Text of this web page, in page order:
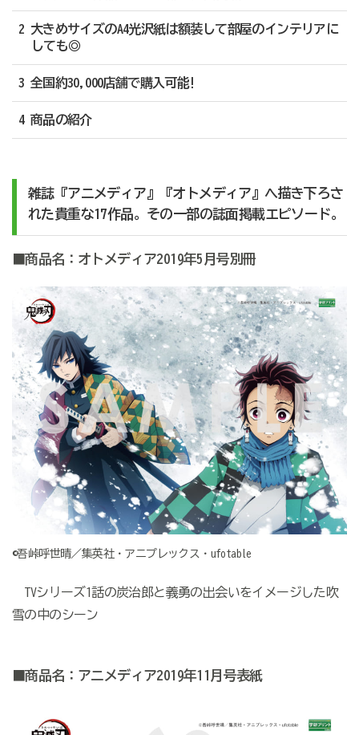
2 大きめサイズのA4光沢紙は額装して部屋のインテリアに
しても◎
3 全国約30,000店舗で購入可能!
4 商品の紹介
雑誌『アニメディア』『オトメディア』へ描き下ろさ
れた貴重な17作品。その一部の誌面掲載エピソード。
■商品名：オトメディア2019年5月号別冊
©吾峠呼世晴／集英社・アニプレックス・ufotable
TVシリーズ1話の炭治郎と義勇の出会いをイメージした吹
雪の中のシーン
■商品名：アニメディア2019年11月号表紙